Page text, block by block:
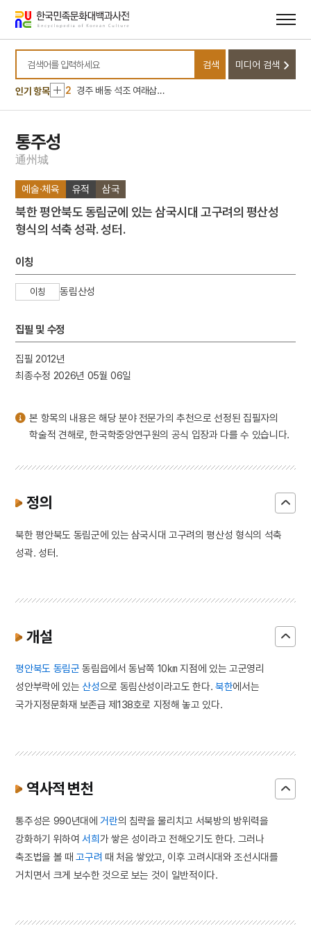
바로가기
바로가기
검색어를 입력하세요
검색 미디어 검색
인기 항목
10 양국대장 사령 깃발
1 박재혁
2
경주 배동 석조 여래삼존 입상
3 계백
백제용신설화
8 보성고등학교
9 선왕
1 박재혁
2
4 계해반정가
6
난모
8
보성고등학교
10 양국대장 사령 깃발
통주성
通州城
예술·체육 유적 삼국
북한 평안북도 동림군에 있는 삼국시대 고구려의 평산성
형식의 석축 성곽. 성터.
이칭
이칭 동림산성
집필 및 수정
집필 2012년
최종수정 2026년 05월 06일
본 항목의 내용은 해당 분야 전문가의 추천으로 선정된 집필자의
학술적 견해로, 한국학중앙연구원의 공식 입장과 다를 수 있습니다.
정의
북한 평안북도 동림군에 있는 삼국시대 고구려의 평산성 형식의 석축
성곽. 성터.
개설
평안북도 동림군 동림읍에서 동남쪽 10㎞ 지점에 있는 고군영리
성안부락에 있는 산성으로 동림산성이라고도 한다. 북한에서는
국가지정문화재 보존급 제138호로 지정해 놓고 있다.
역사적 변천
통주성은 990년대에거란의 침략을 물리치고 서북방의 방위력을
강화하기 위하여서희가 쌓은 성이라고 전해오기도 한다. 그러나
축조법을 볼 때고구려 때 처음 쌓았고, 이후 고려시대와 조선시대를
거치면서 크게 보수한 것으로 보는 것이 일반적이다.